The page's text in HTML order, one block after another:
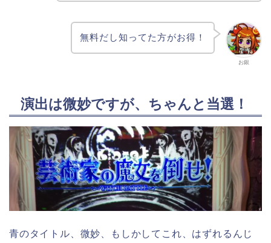
お銀
無料だし知ってた方がお得！
演出は微妙ですが、ちゃんと当選！
青のタイトル、微妙、もしかしてこれ、はずれるんじ